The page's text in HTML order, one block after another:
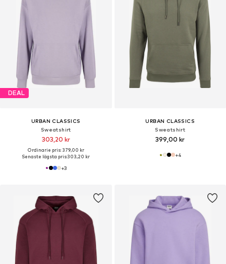
DEAL
URBAN CLASSICS
Sweatshirt
303,20 kr
Ordinarie pris: 379,00 kr
Senaste lägsta pris:303,20 kr
+3
URBAN CLASSICS
Sweatshirt
399,00 kr
+4